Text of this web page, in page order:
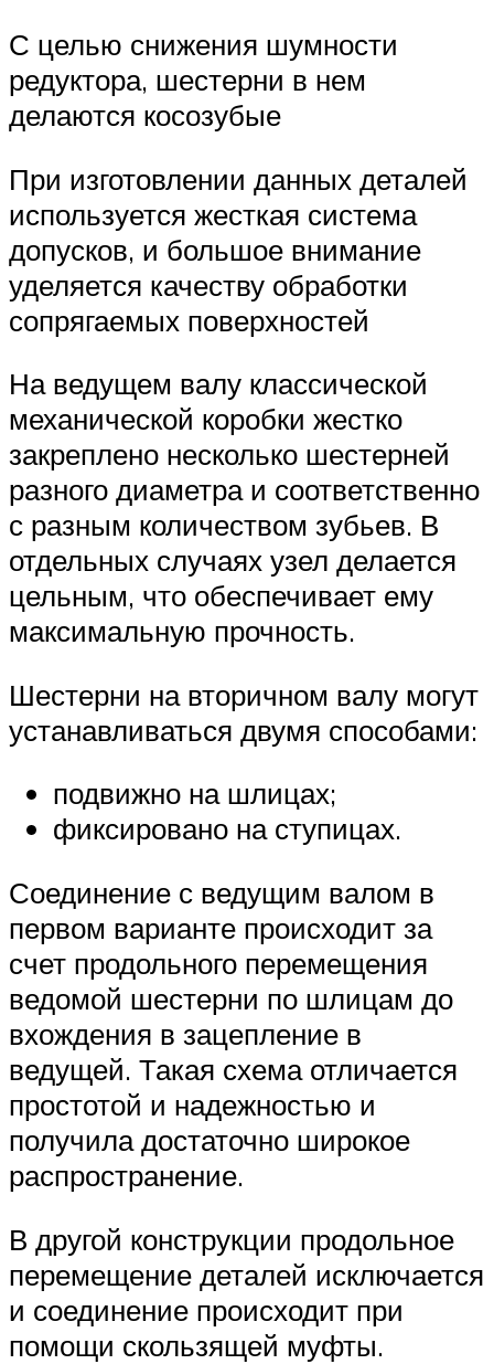
С целью снижения шумности
редуктора, шестерни в нем
делаются косозубые
При изготовлении данных деталей
используется жесткая система
допусков, и большое внимание
уделяется качеству обработки
сопрягаемых поверхностей
На ведущем валу классической
механической коробки жестко
закреплено несколько шестерней
разного диаметра и соответственно
с разным количеством зубьев. В
отдельных случаях узел делается
цельным, что обеспечивает ему
максимальную прочность.
Шестерни на вторичном валу могут
устанавливаться двумя способами:
подвижно на шлицах;
фиксировано на ступицах.
Соединение с ведущим валом в
первом варианте происходит за
счет продольного перемещения
ведомой шестерни по шлицам до
вхождения в зацепление в
ведущей. Такая схема отличается
простотой и надежностью и
получила достаточно широкое
распространение.
В другой конструкции продольное
перемещение деталей исключается
и соединение происходит при
помощи скользящей муфты.